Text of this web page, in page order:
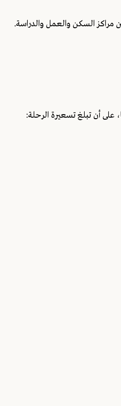
مراكز السكن والعمل والدراسة.
على أن تبلغ تسعيرة الرحلة: